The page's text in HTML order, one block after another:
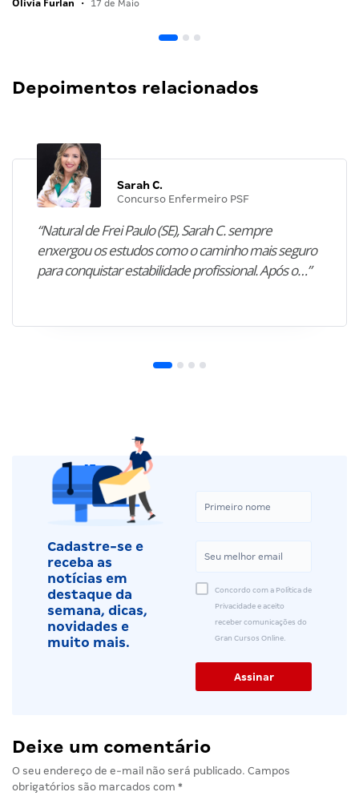
Olivia Furlan • 17 de Maio
Depoimentos relacionados
Sarah C.
Concurso Enfermeiro PSF
“Natural de Frei Paulo (SE), Sarah C. sempre
enxergou os estudos como o caminho mais seguro
para conquistar estabilidade profissional. Após o…”
Cadastre-se e
receba as
notícias em
destaque da
semana, dicas,
novidades e
muito mais.
Concordo com a Política de
Privacidade e aceito
receber comunicações do
Gran Cursos Online.
Deixe um comentário
O seu endereço de e-mail não será publicado. Campos
obrigatórios são marcados com *